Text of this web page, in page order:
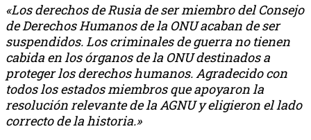
«Los derechos de Rusia de ser miembro del Consejo
de Derechos Humanos de la ONU acaban de ser
suspendidos. Los criminales de guerra no tienen
cabida en los órganos de la ONU destinados a
proteger los derechos humanos. Agradecido con
todos los estados miembros que apoyaron la
resolución relevante de la AGNU y eligieron el lado
correcto de la historia.»